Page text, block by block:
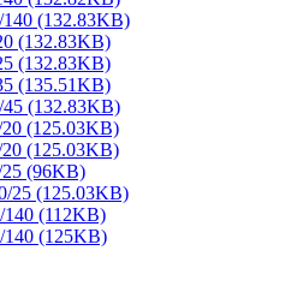
(132.83KB)
(132.83KB)
(132.83KB)
(135.51KB)
(132.83KB)
(125.03KB)
(125.03KB)
(96KB)
25 (125.03KB)
(112KB)
(125KB)